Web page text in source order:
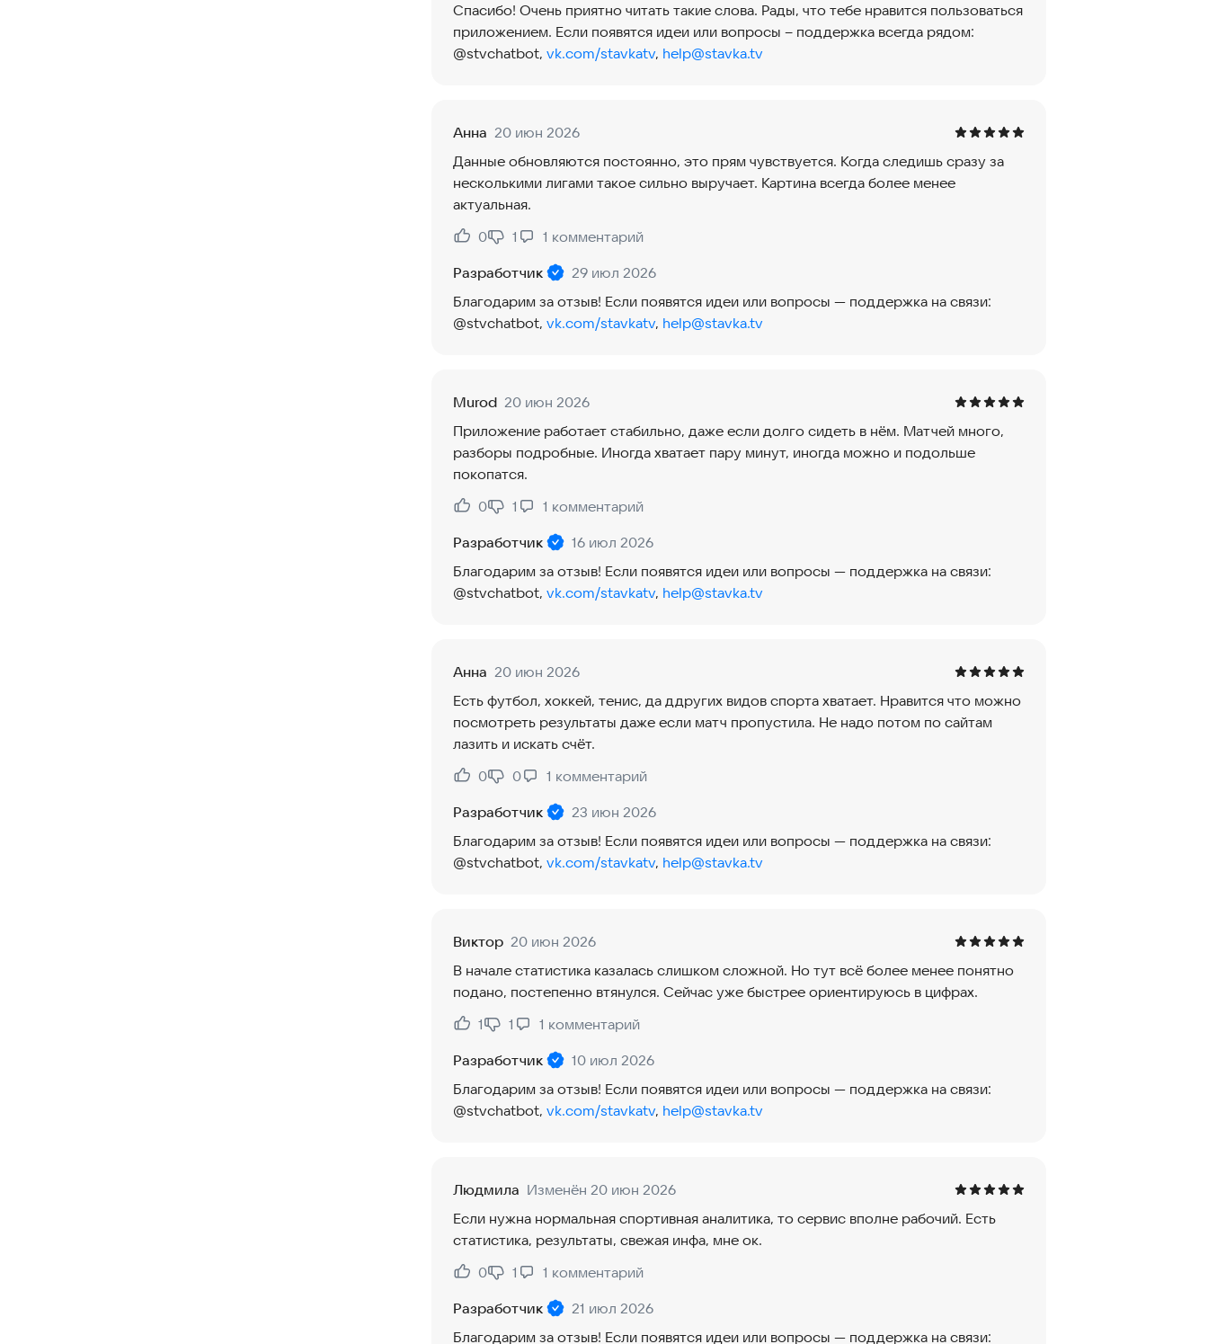
Спасибо! Очень приятно читать такие слова. Рады, что тебе нравится пользоваться
приложением. Если появятся идеи или вопросы – поддержка всегда рядом:
@stvchatbot, vk.com/stavkatv, help@stavka.tv
Анна 20 июн 2026
Данные обновляются постоянно, это прям чувствуется. Когда следишь сразу за
несколькими лигами такое сильно выручает. Картина всегда более менее
актуальная.
Нравится:
0
Не нравится:
1 1 комментарий
Разработчик
29 июл 2026
Благодарим за отзыв! Если появятся идеи или вопросы — поддержка на связи:
@stvchatbot, vk.com/stavkatv, help@stavka.tv
Murod 20 июн 2026
Приложение работает стабильно, даже если долго сидеть в нём. Матчей много,
разборы подробные. Иногда хватает пару минут, иногда можно и подольше
покопатся.
Нравится:
0
Не нравится:
1 1 комментарий
Разработчик
16 июл 2026
Благодарим за отзыв! Если появятся идеи или вопросы — поддержка на связи:
@stvchatbot, vk.com/stavkatv, help@stavka.tv
Анна 20 июн 2026
Есть футбол, хоккей, тенис, да ддругих видов спорта хватает. Нравится что можно
посмотреть результаты даже если матч пропустила. Не надо потом по сайтам
лазить и искать счëт.
Нравится:
0
Не нравится:
0 1 комментарий
Разработчик
23 июн 2026
Благодарим за отзыв! Если появятся идеи или вопросы — поддержка на связи:
@stvchatbot, vk.com/stavkatv, help@stavka.tv
Виктор 20 июн 2026
В начале статистика казалась слишком сложной. Но тут всё более менее понятно
подано, постепенно втянулся. Сейчас уже быстрее ориентируюсь в цифрах.
Нравится:
1
Не нравится:
1 1 комментарий
Разработчик
10 июл 2026
Благодарим за отзыв! Если появятся идеи или вопросы — поддержка на связи:
@stvchatbot, vk.com/stavkatv, help@stavka.tv
Людмила Изменён 20 июн 2026
Если нужна нормальная спортивная аналитика, то сервис вполне рабочий. Есть
статистика, результаты, свежая инфа, мне ок.
Нравится:
0
Не нравится:
1 1 комментарий
Разработчик
21 июл 2026
Благодарим за отзыв! Если появятся идеи или вопросы — поддержка на связи: